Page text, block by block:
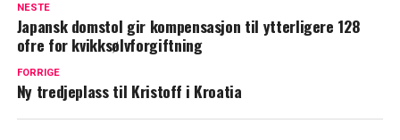
NESTE
Japansk domstol gir kompensasjon til ytterligere 128
ofre for kvikksølvforgiftning
FORRIGE
Ny tredjeplass til Kristoff i Kroatia